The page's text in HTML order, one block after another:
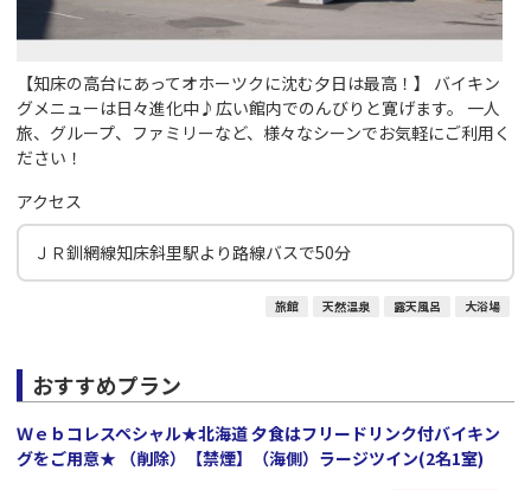
【知床の高台にあってオホーツクに沈む夕日は最高！】 バイキン
グメニューは日々進化中♪広い館内でのんびりと寛げます。 一人
旅、グループ、ファミリーなど、様々なシーンでお気軽にご利用く
ださい！
アクセス
ＪＲ釧網線知床斜里駅より路線バスで50分
旅館 天然温泉 露天風呂 大浴場
おすすめプラン
Ｗｅｂコレスペシャル★北海道 夕食はフリードリンク付バイキン
グをご用意★ （削除）【禁煙】（海側）ラージツイン(2名1室)